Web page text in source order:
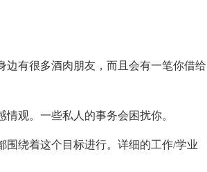
边有很多酒肉朋友，而且会有一笔你借给
观。一些私人的事务会困扰你。
绕着这个目标进行。详细的工作/学业